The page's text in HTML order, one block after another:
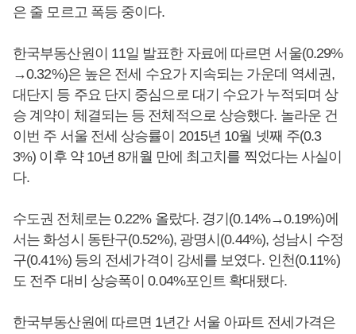
은 줄 모르고 폭등 중이다.
한국부동산원이 11일 발표한 자료에 따르면 서울(0.29%
→0.32%)은 높은 전세 수요가 지속되는 가운데 역세권,
대단지 등 주요 단지 중심으로 대기 수요가 누적되며 상
승 계약이 체결되는 등 전체적으로 상승했다. 놀라운 건
이번 주 서울 전세 상승률이 2015년 10월 넷째 주(0.3
3%) 이후 약 10년 8개월 만에 최고치를 찍었다는 사실이
다.
수도권 전체로는 0.22% 올랐다. 경기(0.14%→0.19%)에
서는 화성시 동탄구(0.52%), 광명시(0.44%), 성남시 수정
구(0.41%) 등의 전세가격이 강세를 보였다. 인천(0.11%)
도 전주 대비 상승폭이 0.04%포인트 확대됐다.
한국부동산원에 따르면 1년간 서울 아파트 전세가격은